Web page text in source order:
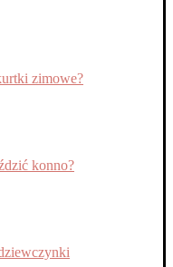
zimowe?
konno?